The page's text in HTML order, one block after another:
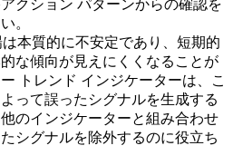
クション パターンからの確認を
。
本質的に不安定であり、短期的
な傾向が見えにくくなることが
トレンド インジケーターは、こ
って誤ったシグナルを生成する
のインジケーターと組み合わせ
シグナルを除外するのに役立ち